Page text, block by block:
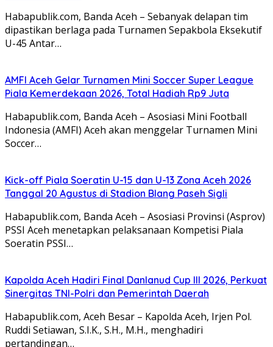
Habapublik.com, Banda Aceh – Sebanyak delapan tim
dipastikan berlaga pada Turnamen Sepakbola Eksekutif
U-45 Antar…
AMFI Aceh Gelar Turnamen Mini Soccer Super League
Piala Kemerdekaan 2026, Total Hadiah Rp9 Juta
Habapublik.com, Banda Aceh – Asosiasi Mini Football
Indonesia (AMFI) Aceh akan menggelar Turnamen Mini
Soccer…
Kick-off Piala Soeratin U-15 dan U-13 Zona Aceh 2026
Tanggal 20 Agustus di Stadion Blang Paseh Sigli
Habapublik.com, Banda Aceh – Asosiasi Provinsi (Asprov)
PSSI Aceh menetapkan pelaksanaan Kompetisi Piala
Soeratin PSSI…
Kapolda Aceh Hadiri Final Danlanud Cup III 2026, Perkuat
Sinergitas TNI-Polri dan Pemerintah Daerah
Habapublik.com, Aceh Besar – Kapolda Aceh, Irjen Pol.
Ruddi Setiawan, S.I.K., S.H., M.H., menghadiri
pertandingan…